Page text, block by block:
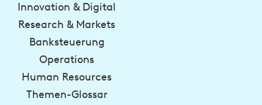
Innovation & Digital
Research & Markets
Banksteuerung
Operations
Human Resources
Themen-Glossar